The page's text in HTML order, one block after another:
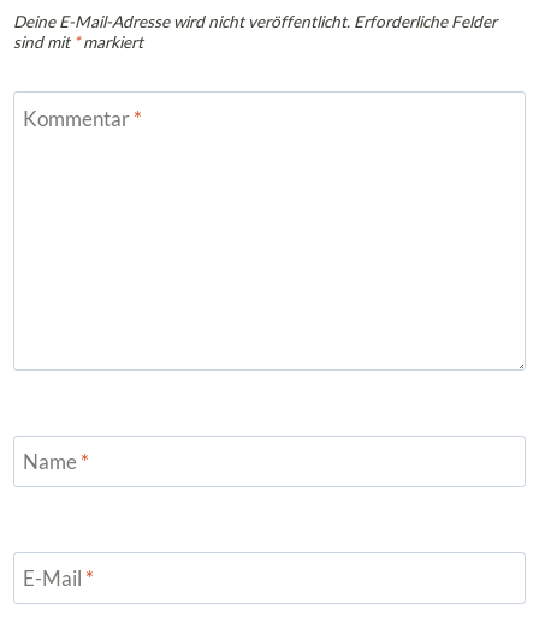
Deine E-Mail-Adresse wird nicht veröffentlicht. Erforderliche Felder
sind mit*markiert
Kommentar*
Name*
E-Mail *